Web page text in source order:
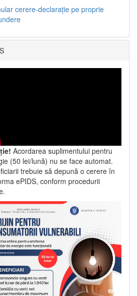
cerere-declarație pe proprie
Acordarea suplimentului pentru
(50 lei/lună) nu se face automat.
trebuie să depună o cerere în
ePIDS, conform procedurii